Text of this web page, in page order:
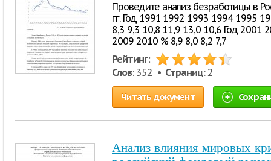
Проведите анализ безработицы в
гг. Год 1991 1992 1993 1994 1995
8,3 9,3 10,8 11,9 13,0 10,6 Год
2009 2010 % 8,9 8,0 8,2 7,7
Рейтинг:
Слов: 352 • Страниц: 2
Читать документ
Анализ влияния мировых